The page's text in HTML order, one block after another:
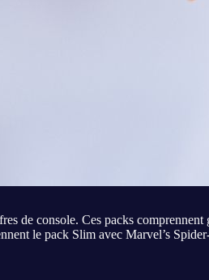
de console. Ces packs
le pack Slim avec Marvel’s